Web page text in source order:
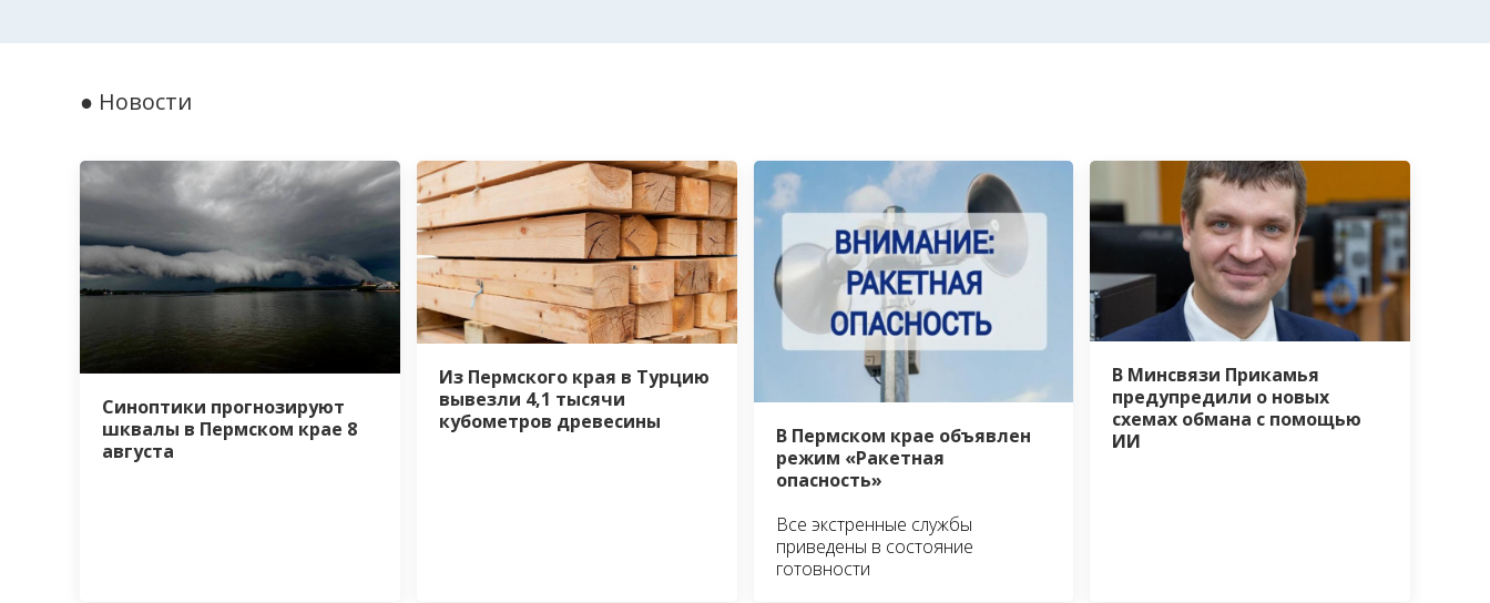
● Новости
Синоптики прогнозируют
шквалы в Пермском крае 8
августа
Из Пермского края в Турцию
вывезли 4,1 тысячи
кубометров древесины
В Пермском крае объявлен
режим «Ракетная
опасность»
Все экстренные службы
приведены в состояние
готовности
В Минсвязи Прикамья
предупредили о новых
схемах обмана с помощью
ИИ